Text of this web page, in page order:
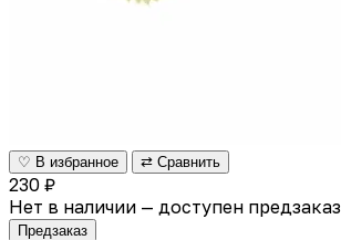
♡ В избранное ⇄ Сравнить
230 ₽
Нет в наличии — доступен предзаказ
Предзаказ